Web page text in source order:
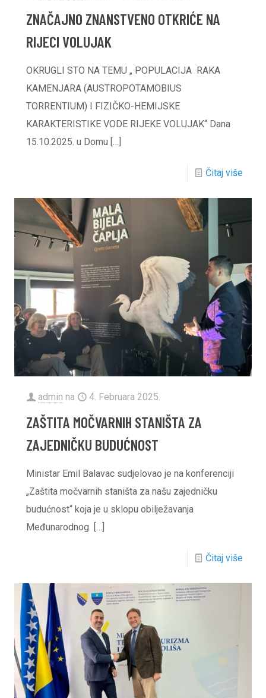
ZNAČAJNO ZNANSTVENO OTKRIĆE NA
RIJECI VOLUJAK
OKRUGLI STO NA TEMU „ POPULACIJA RAKA
KAMENJARA (AUSTROPOTAMOBIUS
TORRENTIUM) I FIZIČKO-HEMIJSKE
KARAKTERISTIKE VODE RIJEKE VOLUJAK“ Dana
15.10.2025. u Domu […]
Čitaj više
admin na 4. Februara 2025.
ZAŠTITA MOČVARNIH STANIŠTA ZA
ZAJEDNIČKU BUDUĆNOST
Ministar Emil Balavac sudjelovao je na konferenciji
„Zaštita močvarnih staništa za našu zajedničku
budućnost“ koja je u sklopu obilježavanja
Međunarodnog […]
Čitaj više